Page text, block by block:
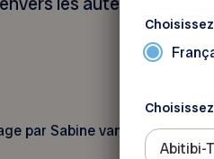
par Sabine van Erp de
Abitibi-